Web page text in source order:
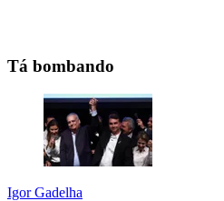
Tá bombando
Igor Gadelha